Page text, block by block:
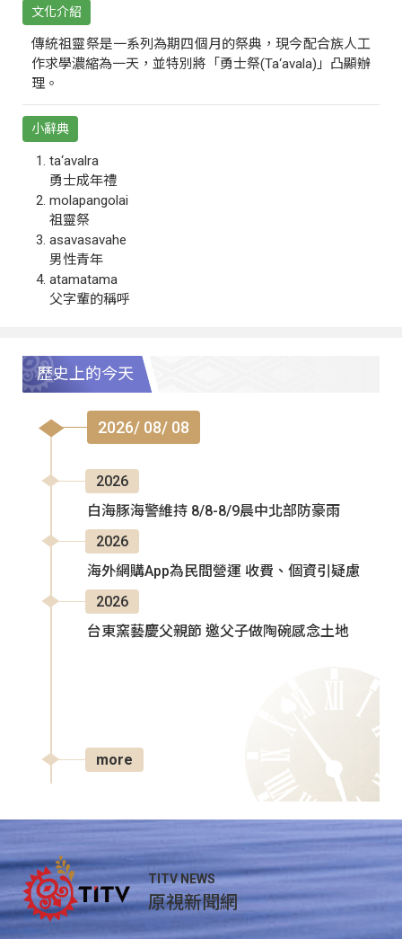
文化介紹
傳統祖靈祭是一系列為期四個月的祭典，現今配合族人工
作求學濃縮為一天，並特別將「勇士祭(Ta‘avala)」凸顯辦
理。
小辭典
ta‘avalra
勇士成年禮
molapangolai
祖靈祭
asavasavahe
男性青年
atamatama
父字輩的稱呼
歷史上的今天
2026/ 08/ 08
2026
白海豚海警維持 8/8-8/9晨中北部防豪雨
2026
海外網購App為民間營運 收費、個資引疑慮
2026
台東窯藝慶父親節 邀父子做陶碗感念土地
more
TITV NEWS
原視新聞網